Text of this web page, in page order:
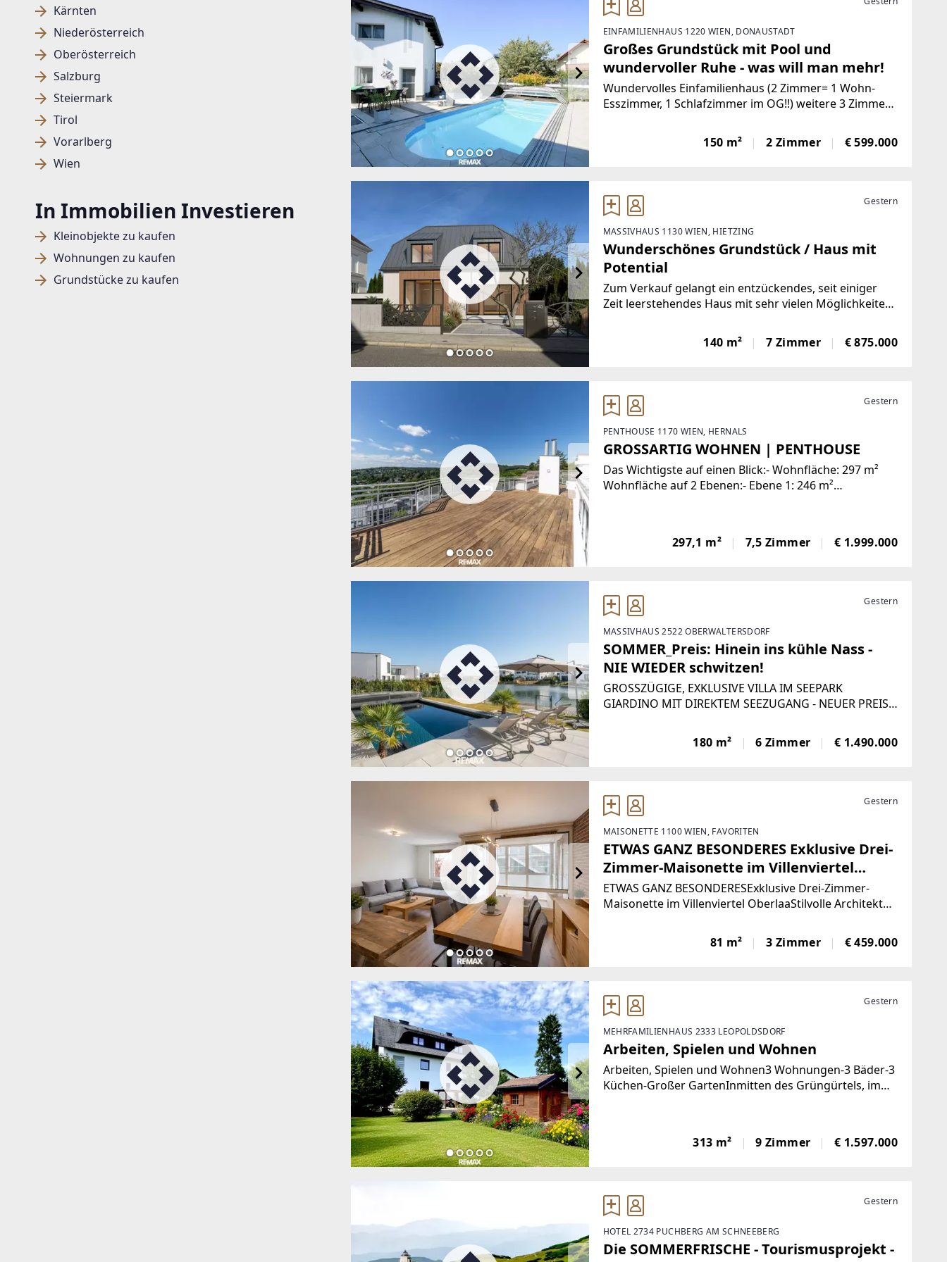
Kärnten
Niederösterreich
Oberösterreich
Salzburg
Steiermark
Tirol
Vorarlberg
Wien
In Immobilien Investieren
Kleinobjekte zu kaufen
Wohnungen zu kaufen
Grundstücke zu kaufen
EINFAMILIENHAUS 1220 WIEN, DONAUSTADT
Großes Grundstück mit Pool und
wundervoller Ruhe - was will man mehr!
Wundervolles Einfamilienhaus (2 Zimmer= 1 Wohn-
Esszimmer, 1 Schlafzimmer im OG!!) weitere 3 Zimmer
(Kleingartenwidmung (Bauklasse) - allerdings keine
PACHT und kein VEREIN!!!) und noch zusätzlicher
150 m² 2 Zimmer € 599.000
Gestern
MASSIVHAUS 1130 WIEN, HIETZING
Wunderschönes Grundstück / Haus mit
Potential
Zum Verkauf gelangt ein entzückendes, seit einiger
Zeit leerstehendes Haus mit sehr vielen Möglichkeiten,
erhalten ist und seit 2015 auch mittels eines
Wärmepumpensystem - im Keller befindlich -
140 m² 7 Zimmer € 875.000
Gestern
PENTHOUSE 1170 WIEN, HERNALS
GROSSARTIG WOHNEN | PENTHOUSE
Das Wichtigste auf einen Blick:- Wohnfläche: 297 m²
Wohnfläche auf 2 Ebenen:- Ebene 1: 246 m²
297,1 m² 7,5 Zimmer € 1.999.000
Gestern
MASSIVHAUS 2522 OBERWALTERSDORF
SOMMER_Preis: Hinein ins kühle Nass -
NIE WIEDER schwitzen!
GROSSZÜGIGE, EXKLUSIVE VILLA IM SEEPARK
GIARDINO MIT DIREKTEM SEEZUGANG - NEUER PREIS -
Grundriss, der offenes Wohnen mit Privatsphäre
gekonnt verbindet * Großzügiger Wohn-
180 m² 6 Zimmer € 1.490.000
Gestern
MAISONETTE 1100 WIEN, FAVORITEN
ETWAS GANZ BESONDERES Exklusive Drei-
Zimmer-Maisonette im Villenviertel
Oberlaa
ETWAS GANZ BESONDERESExklusive Drei-Zimmer-
Maisonette im Villenviertel OberlaaStilvolle Architektur.
der begehrtesten Wohnlagen des 10. Wiener
Gemeindebezirks, eingebettet in das
81 m² 3 Zimmer € 459.000
Gestern
MEHRFAMILIENHAUS 2333 LEOPOLDSDORF
Arbeiten, Spielen und Wohnen
Arbeiten, Spielen und Wohnen3 Wohnungen-3 Bäder-3
Küchen-Großer GartenInmitten des Grüngürtels, im
313 m² 9 Zimmer € 1.597.000
Gestern
HOTEL 2734 PUCHBERG AM SCHNEEBERG
Die SOMMERFRISCHE - Tourismusprojekt -